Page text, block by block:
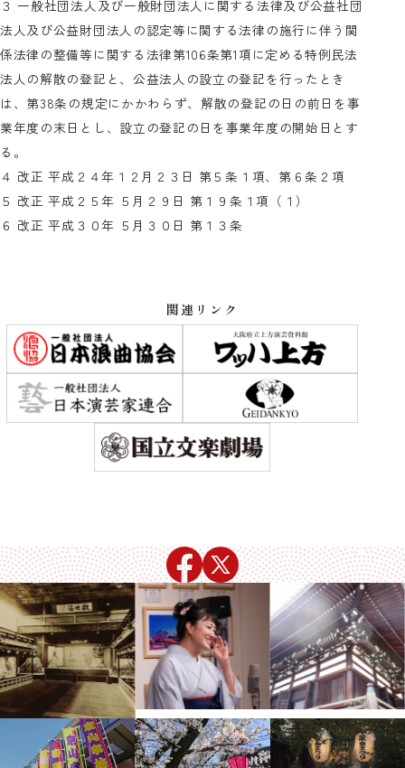
３ 一般社団法人及び一般財団法人に関する法律及び公益社団
法人及び公益財団法人の認定等に関する法律の施行に伴う関
係法律の整備等に関する法律第106条第1項に定める特例民法
法人の解散の登記と、公益法人の設立の登記を行ったとき
は、第38条の規定にかかわらず、解散の登記の日の前日を事
業年度の末日とし、設立の登記の日を事業年度の開始日とす
る。
４ 改正 平成２４年１２月２３日 第５条１項、第６条２項
５ 改正 平成２５年 ５月２９日 第１９条１項（１）
６ 改正 平成３０年 ５月３０日 第１３条
関連リンク